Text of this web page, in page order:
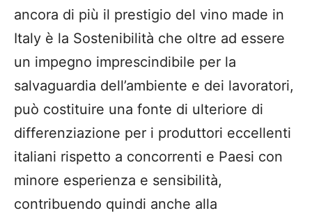
ancora di più il prestigio del vino made in
Italy è la Sostenibilità che oltre ad essere
un impegno imprescindibile per la
salvaguardia dell’ambiente e dei lavoratori,
può costituire una fonte di ulteriore di
differenziazione per i produttori eccellenti
italiani rispetto a concorrenti e Paesi con
minore esperienza e sensibilità,
contribuendo quindi anche alla